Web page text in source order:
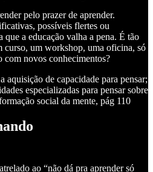
pelo prazer de aprender.
possíveis flertes ou
que a educação valha a pena. É tão
curso, um workshop, uma oficina, só
com novos conhecimentos?
aquisição de capacidade para pensar;
especializadas para pensar sobre
social da mente, pág 110
ao “não dá pra aprender só